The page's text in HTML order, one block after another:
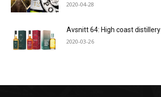
2020-04-28
Avsnitt 64: High coast distillery
2020-03-26